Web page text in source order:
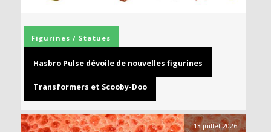
Figurines / Statues
Hasbro Pulse dévoile de nouvelles figurines
Transformers et Scooby-Doo
13 juillet 2026